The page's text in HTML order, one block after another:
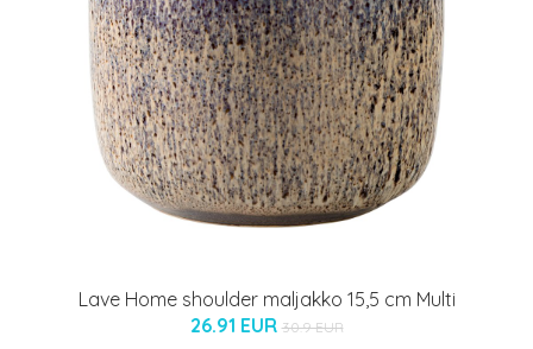
Lave Home shoulder maljakko 15,5 cm Multi
26.91 EUR 30.9 EUR